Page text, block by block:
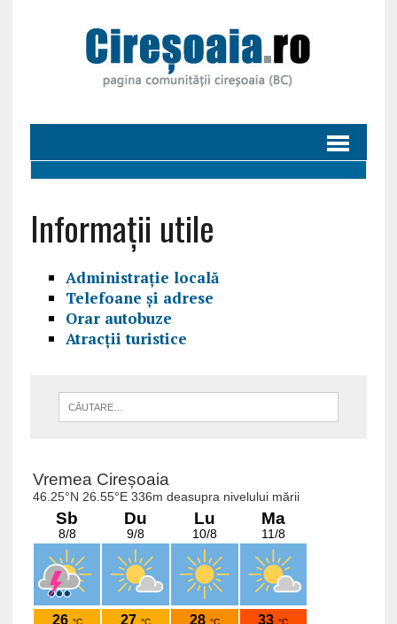
Informații utile
Administrație locală
Telefoane și adrese
Orar autobuze
Atracții turistice